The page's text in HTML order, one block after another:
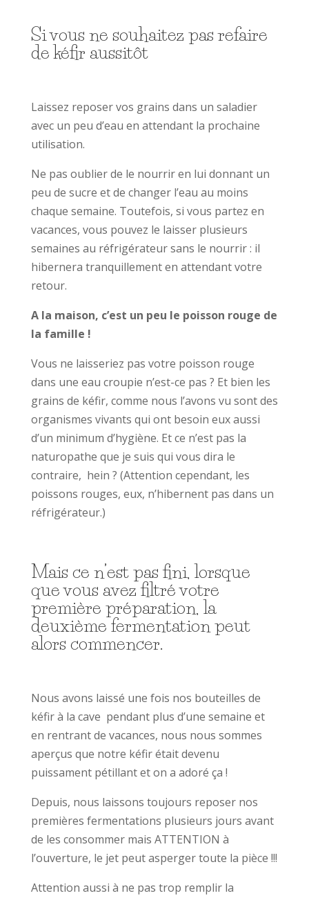
Si vous ne souhaitez pas refaire
de kéfir aussitôt
Laissez reposer vos grains dans un saladier
avec un peu d’eau en attendant la prochaine
utilisation.
Ne pas oublier de le nourrir en lui donnant un
peu de sucre et de changer l’eau au moins
chaque semaine. Toutefois, si vous partez en
vacances, vous pouvez le laisser plusieurs
semaines au réfrigérateur sans le nourrir : il
hibernera tranquillement en attendant votre
retour.
A la maison, c’est un peu le poisson rouge de
la famille !
Vous ne laisseriez pas votre poisson rouge
dans une eau croupie n’est-ce pas ? Et bien les
grains de kéfir, comme nous l’avons vu sont des
organismes vivants qui ont besoin eux aussi
d’un minimum d’hygiène. Et ce n’est pas la
naturopathe que je suis qui vous dira le
contraire, hein ? (Attention cependant, les
poissons rouges, eux, n’hibernent pas dans un
réfrigérateur.)
Mais ce n’est pas fini, lorsque
que vous avez filtré votre
première préparation, la
deuxième fermentation peut
alors commencer.
Nous avons laissé une fois nos bouteilles de
kéfir à la cave pendant plus d’une semaine et
en rentrant de vacances, nous nous sommes
aperçus que notre kéfir était devenu
puissament pétillant et on a adoré ça !
Depuis, nous laissons toujours reposer nos
premières fermentations plusieurs jours avant
de les consommer mais ATTENTION à
l’ouverture, le jet peut asperger toute la pièce !!!
Attention aussi à ne pas trop remplir la